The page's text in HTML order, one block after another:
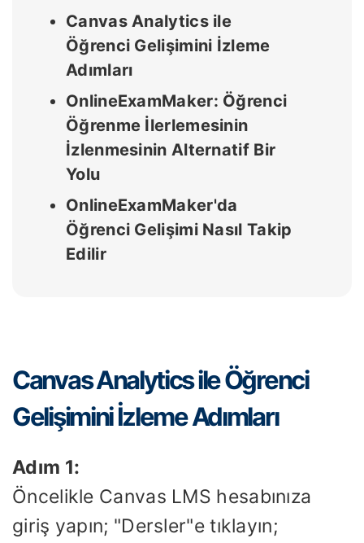
Canvas Analytics ile
Öğrenci Gelişimini İzleme
Adımları
OnlineExamMaker: Öğrenci
Öğrenme İlerlemesinin
İzlenmesinin Alternatif Bir
Yolu
OnlineExamMaker'da
Öğrenci Gelişimi Nasıl Takip
Edilir
Canvas Analytics ile Öğrenci
Gelişimini İzleme Adımları
Adım 1:
Öncelikle Canvas LMS hesabınıza
giriş yapın; "Dersler"e tıklayın;